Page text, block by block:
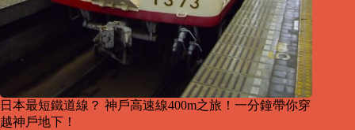
日本最短鐵道線？ 神戶高速線400m之旅！一分鐘帶你穿
越神戶地下！